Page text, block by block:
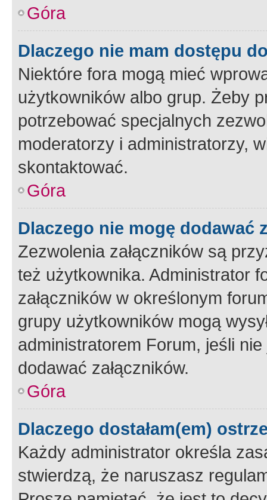
Góra
Dlaczego nie mam dostępu
Niektóre fora mogą mieć
użytkowników albo grup. Żeby
potrzebować specjalnych
moderatorzy i administratorzy,
skontaktować.
Góra
Dlaczego nie mogę dodawać
Zezwolenia załączników są
też użytkownika. Administrator
załączników w określonym
grupy użytkowników mogą
administratorem Forum, jeśli
dodawać załączników.
Góra
Dlaczego dostałam(em)
Każdy administrator określa
stwierdzą, że naruszasz